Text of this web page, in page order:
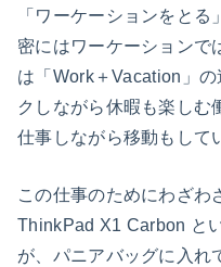
「ワーケーションをと
密にはワーケーションで
は「Work＋Vacation」
クしながら休暇も楽しむ
仕事しながら移動もして
この仕事のためにわざわ
ThinkPad X1 Carbon と
が、パニアバッグに入れ